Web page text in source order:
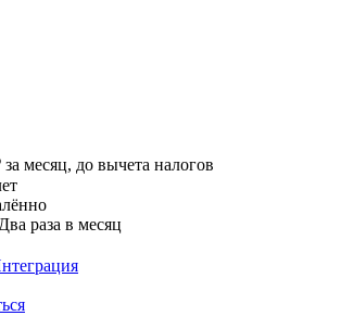
за месяц, до вычета налогов
раза в месяц